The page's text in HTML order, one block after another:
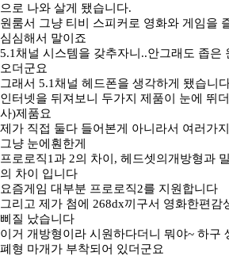
으로 나와 살게 됐습니다.
원룸서 그냥 티비 스피커로 영화와 게임을
심심해서 말이죠
5.1채널 시스템을 갖추자니..안그래도 좁은
오더군요
그래서 5.1채널 헤드폰을 생각하게 됐습니
인터넷을 뒤져보니 두가지 제품이 눈에 뛰
사)제품요
제가 직접 둘다 들어본게 아니라서 여러가
그냥 눈에훤한게
프로로직1과 2의 차이, 헤드셋의개방형과
의 차이 입니다
요즘게임 대부분 프로로직2를 지원합니다
그리고 제가 첨에 268dx끼구서 영화한편감
삐질 났습니다
이거 개방형이라 시원하다더니 뭐야~ 하구
폐형 마개가 부착되어 있더군요